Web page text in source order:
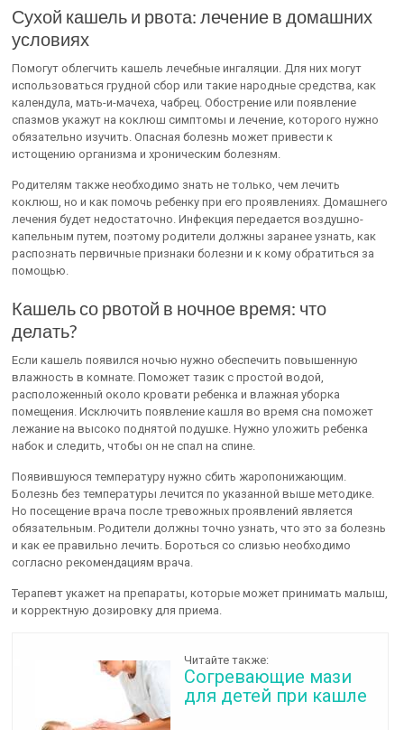
Сухой кашель и рвота: лечение в домашних
условиях
Помогут облегчить кашель лечебные ингаляции. Для них могут
использоваться грудной сбор или такие народные средства, как
календула, мать-и-мачеха, чабрец. Обострение или появление
спазмов укажут на коклюш симптомы и лечение, которого нужно
обязательно изучить. Опасная болезнь может привести к
истощению организма и хроническим болезням.
Родителям также необходимо знать не только, чем лечить
коклюш, но и как помочь ребенку при его проявлениях. Домашнего
лечения будет недостаточно. Инфекция передается воздушно-
капельным путем, поэтому родители должны заранее узнать, как
распознать первичные признаки болезни и к кому обратиться за
помощью.
Кашель со рвотой в ночное время: что
делать?
Если кашель появился ночью нужно обеспечить повышенную
влажность в комнате. Поможет тазик с простой водой,
расположенный около кровати ребенка и влажная уборка
помещения. Исключить появление кашля во время сна поможет
лежание на высоко поднятой подушке. Нужно уложить ребенка
набок и следить, чтобы он не спал на спине.
Появившуюся температуру нужно сбить жаропонижающим.
Болезнь без температуры лечится по указанной выше методике.
Но посещение врача после тревожных проявлений является
обязательным. Родители должны точно узнать, что это за болезнь
и как ее правильно лечить. Бороться со слизью необходимо
согласно рекомендациям врача.
Терапевт укажет на препараты, которые может принимать малыш,
и корректную дозировку для приема.
Читайте также:
Согревающие мази
для детей при кашле